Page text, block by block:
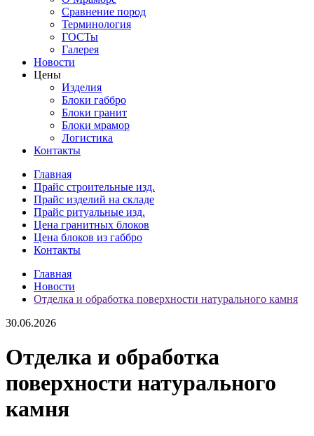
Сравнение пород
Терминология
ГОСТы
Галерея
Новости
Цены
Изделия
Блоки габбро
Блоки гранит
Блоки мрамор
Логистика
Контакты
Главная
Прайс строительные изд.
Прайс изделий на складе
Прайс ритуальные изд.
Цена гранитных блоков
Цена блоков из габбро
Контакты
Главная
Новости
Отделка и обработка поверхности натурального камня
30.06.2026
Отделка и обработка
поверхности натурального
камня